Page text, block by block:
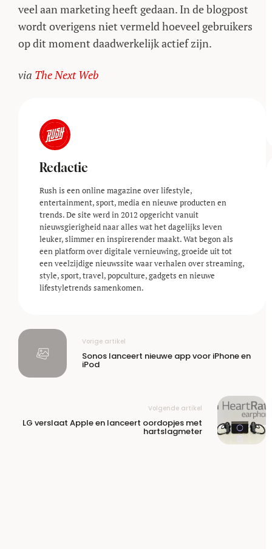
veel aan marketing heeft gedaan. In de blogpost
wordt overigens niet vermeld hoeveel gebruikers
op dit moment daadwerkelijk actief zijn.
via The Next Web
Redactie
Rush is een online magazine over lifestyle,
entertainment, sport, media en nieuwe producten en
trends. De site werd in 2012 opgericht vanuit
nieuwsgierigheid naar alles wat het dagelijks leven
leuker, slimmer en inspirerender maakt. Wat begon als
een platform over digitale vernieuwing, groeide uit tot
een veelzijdige nieuwssite waar verhalen over streaming,
style, sport, travel, popculture, gadgets en nieuwe
lifestyle­trends samenkomen.
Vorige artikel
Sonos lanceert nieuwe app voor iPhone en
iPod
Volgende artikel
LG verslaat Apple en lanceert oordopjes met
hartslagmeter